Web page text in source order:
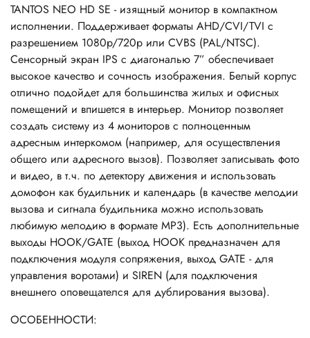
TANTOS NEO HD SE - изящный монитор в компактном
исполнении. Поддерживает форматы AHD/CVI/TVI с
разрешением 1080p/720p или CVBS (PAL/NTSC).
Сенсорный экран IPS с диагональю 7” обеспечивает
высокое качество и сочность изображения. Белый корпус
отлично подойдет для большинства жилых и офисных
помещений и впишется в интерьер. Монитор позволяет
создать систему из 4 мониторов с полноценным
адресным интеркомом (например, для осуществления
общего или адресного вызов). Позволяет записывать фото
и видео, в т.ч. по детектору движения и использовать
домофон как будильник и календарь (в качестве мелодии
вызова и сигнала будильника можно использовать
любимую мелодию в формате MP3). Есть дополнительные
выходы HOOK/GATE (выход HOOK предназначен для
подключения модуля сопряжения, выход GATE - для
управления воротами) и SIREN (для подключения
внешнего оповещателся для дублирования вызова).
ОСОБЕННОСТИ: